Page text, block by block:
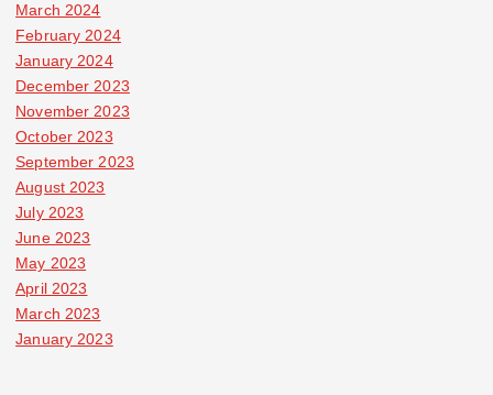
March 2024
February 2024
January 2024
December 2023
November 2023
October 2023
September 2023
August 2023
July 2023
June 2023
May 2023
April 2023
March 2023
January 2023